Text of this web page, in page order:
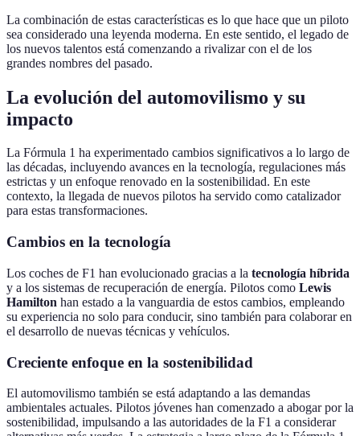
La combinación de estas características es lo que hace que un piloto
sea considerado una leyenda moderna. En este sentido, el legado de
los nuevos talentos está comenzando a rivalizar con el de los
grandes nombres del pasado.
La evolución del automovilismo y su
impacto
La Fórmula 1 ha experimentado cambios significativos a lo largo de
las décadas, incluyendo avances en la tecnología, regulaciones más
estrictas y un enfoque renovado en la sostenibilidad. En este
contexto, la llegada de nuevos pilotos ha servido como catalizador
para estas transformaciones.
Cambios en la tecnología
Los coches de F1 han evolucionado gracias a la tecnología híbrida
y a los sistemas de recuperación de energía. Pilotos como Lewis
Hamilton han estado a la vanguardia de estos cambios, empleando
su experiencia no solo para conducir, sino también para colaborar en
el desarrollo de nuevas técnicas y vehículos.
Creciente enfoque en la sostenibilidad
El automovilismo también se está adaptando a las demandas
ambientales actuales. Pilotos jóvenes han comenzado a abogar por la
sostenibilidad, impulsando a las autoridades de la F1 a considerar